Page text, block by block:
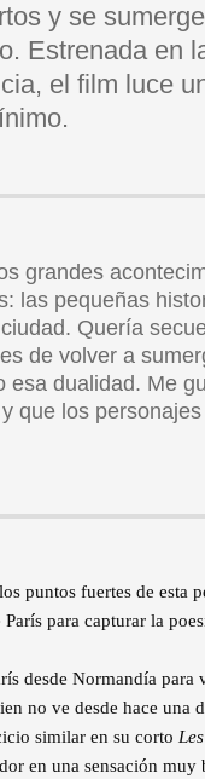
y se
Estrenada en
el film luce
grandes
las pequeñas
Quería
de volver a
esa dualidad. Me
que los
puntos fuertes de esta
para capturar la
desde Normandía para
no ve desde hace una
similar en su corto
en una sensación